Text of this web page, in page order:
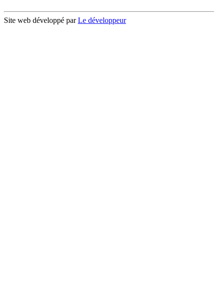
Site web développé parLe développeur